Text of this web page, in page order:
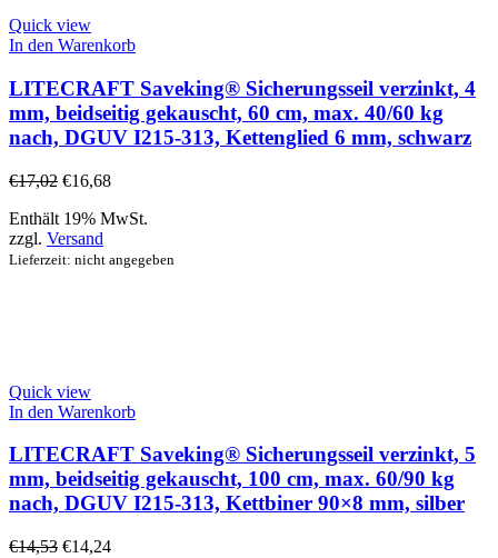
Quick view
In den Warenkorb
LITECRAFT Saveking® Sicherungsseil verzinkt, 4
mm, beidseitig gekauscht, 60 cm, max. 40/60 kg
nach, DGUV I215-313, Kettenglied 6 mm, schwarz
€17,02 €16,68
Enthält 19% MwSt.
zzgl. Versand
Lieferzeit: nicht angegeben
Quick view
In den Warenkorb
LITECRAFT Saveking® Sicherungsseil verzinkt, 5
mm, beidseitig gekauscht, 100 cm, max. 60/90 kg
nach, DGUV I215-313, Kettbiner 90×8 mm, silber
€14,53 €14,24